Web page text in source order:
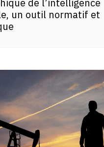
de l’intelligence
un outil normatif et